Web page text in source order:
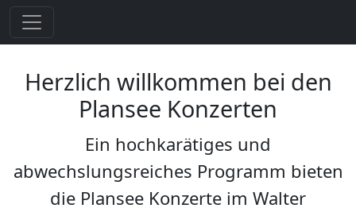
Herzlich willkommen bei den
Plansee Konzerten
Ein hochkarätiges und
abwechslungsreiches Programm bieten
die Plansee Konzerte im Walter